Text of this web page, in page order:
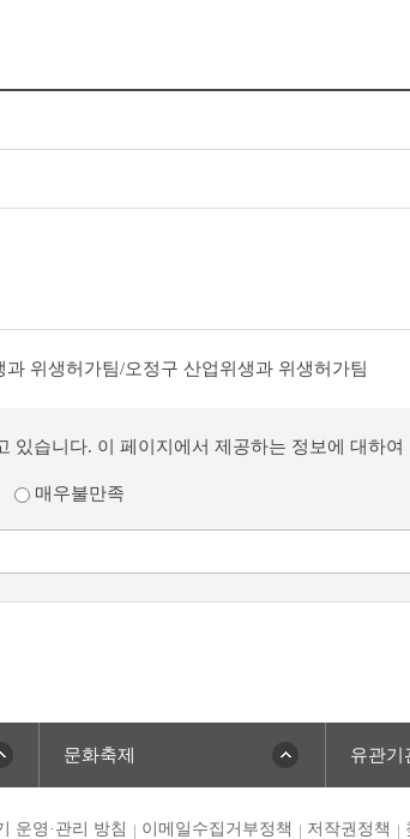
위생허가팀/오정구 산업위생과 위생허가팀
있습니다. 이 페이지에서 제공하는 정보에 대하여
매우불만족
문화축제 유관기
운영·관리 방침 이메일수집거부정책 저작권정책